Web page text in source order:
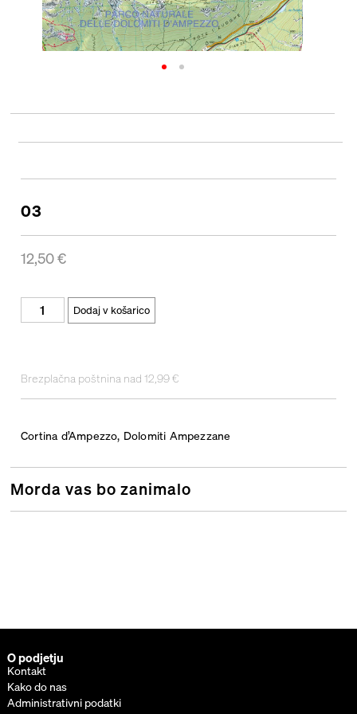
03
12,50€
Dodaj v košarico
Brezplačna poštnina nad 12,99 €
Cortina d’Ampezzo, Dolomiti Ampezzane
Morda vas bo zanimalo
O podjetju
Kontakt
Kako do nas
Administrativni podatki